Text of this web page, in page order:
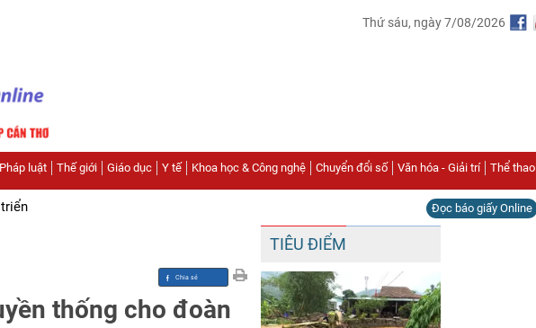
Thứ sáu, ngày 7/08/2026
luật Thế giới Giáo dục Y tế Khoa học & Công nghệ Chuyển đổi số Văn hóa - Giải trí Thể thao
Đọc báo giấy Online
thống cho đoàn
TIÊU ĐIỂM